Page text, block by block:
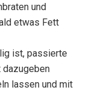
und
etwas Fett
ist, passierte
dazugeben
lassen und mit